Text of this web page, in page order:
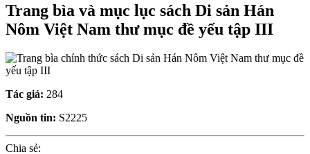
Trang bìa và mục lục sách Di sản Hán
Nôm Việt Nam thư mục đề yếu tập III
Tác giả: 284
Nguồn tin: S2225
Chia sẻ: